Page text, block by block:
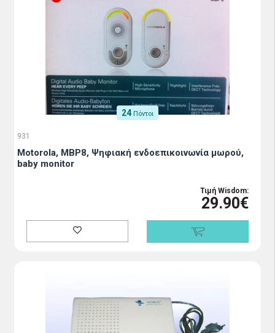
24 Πόντοι
931
Motorola, MBP8, Ψηφιακή ενδοεπικοινωνία μωρού,
baby monitor
Τιμή Wisdom:
29.90€